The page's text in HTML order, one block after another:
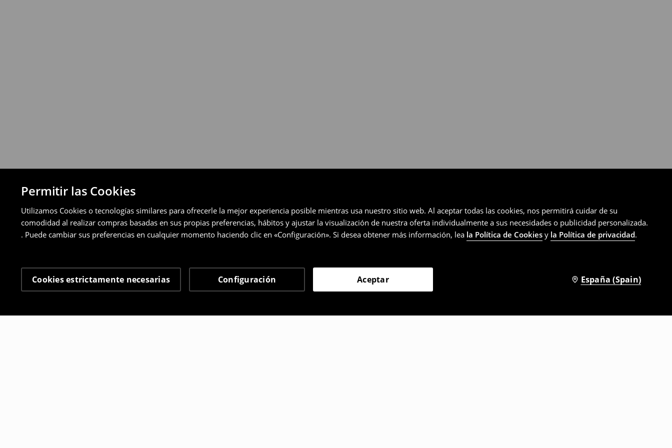
Permitir las Cookies
Utilizamos Cookies o tecnologías similares para ofrecerle la mejor experiencia posible mientras usa nuestro sitio web. Al aceptar todas las cookies, nos permitirá cuidar de su
comodidad al realizar compras basadas en sus propias preferencias, hábitos y ajustar la visualización de nuestra oferta individualmente a sus necesidades o publicidad personalizada.
. Puede cambiar sus preferencias en cualquier momento haciendo clic en «Configuración». Si desea obtener más información, lea la Política de Cookies y la Política de privacidad.
Cookies estrictamente necesarias Configuración Aceptar España (Spain)